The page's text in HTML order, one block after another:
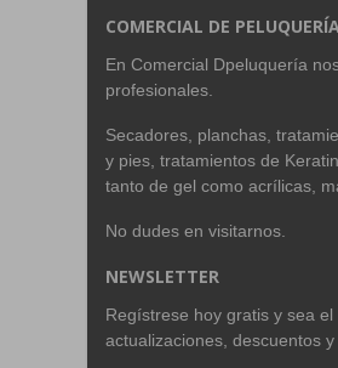
COMERCIAL DE
En Comercial Dpeluquería
profesionales.
Secadores, planchas,
y pies, tratamientos de
tanto de gel como acrílicas,
No dudes en visitarnos.
NEWSLETTER
Regístrese hoy gratis y sea
actualizaciones, descuentos